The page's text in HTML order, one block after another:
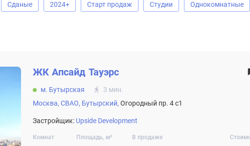
Сданые 2024+ старт продаж Студии Однокомнатные
ЖК Апсайд Тауэрс
м. Бутырская
3 мин.
Москва, СВАО, Бутырский, Огородный пр. 4 с1
Застройщик: Upside Development
Комнат Площадь, м² В продаже